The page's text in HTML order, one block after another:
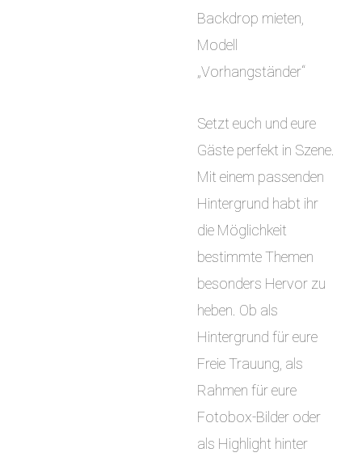
Backdrop mieten,
Modell
„Vorhangständer“
Setzt euch und eure
Gäste perfekt in Szene.
Mit einem passenden
Hintergrund habt ihr
die Möglichkeit
bestimmte Themen
besonders Hervor zu
heben. Ob als
Hintergrund für eure
Freie Trauung, als
Rahmen für eure
Fotobox-Bilder oder
als Highlight hinter